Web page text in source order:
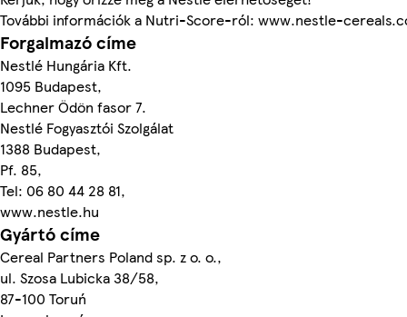
További információk a Nutri-Score-ról: www.nestle-
Forgalmazó címe
Nestlé Hungária Kft.
1095 Budapest,
Lechner Ödön fasor 7.
Nestlé Fogyasztói Szolgálat
1388 Budapest,
Pf. 85,
Tel: 06 80 44 28 81,
www.nestle.hu
Gyártó címe
Cereal Partners Poland sp. z o. o.,
ul. Szosa Lubicka 38/58,
87-100 Toruń